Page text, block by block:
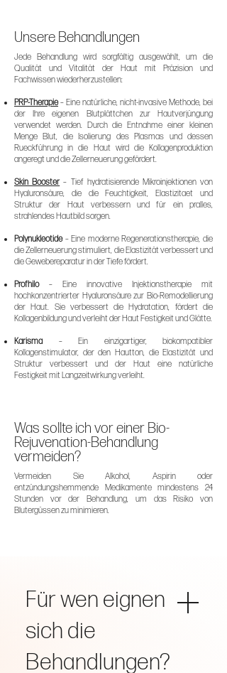
Unsere Behandlungen
Jede Behandlung wird sorgfältig ausgewählt, um die
Qualität und Vitalität der Haut mit Präzision und
Fachwissen wiederherzustellen:
PRP-Therapie– Eine natürliche, nicht-invasive Methode, bei
der Ihre eigenen Blutplättchen zur Hautverjüngung
verwendet werden. Durch die Entnahme einer kleinen
Menge Blut, die Isolierung des Plasmas und dessen
Rueckführung in die Haut wird die Kollagenproduktion
angeregt und die Zellerneuerung gefördert.
Skin Booster– Tief hydratisierende Mikroinjektionen von
Hyaluronsäure, die die Feuchtigkeit, Elastizitaet und
Struktur der Haut verbessern und für ein pralles,
strahlendes Hautbild sorgen.
Polynukleotide– Eine moderne Regenerationstherapie, die
die Zellerneuerung stimuliert, die Elastizität verbessert und
die Gewebereparatur in der Tiefe fördert.
Profhilo– Eine innovative Injektionstherapie mit
hochkonzentrierter Hyaluronsäure zur Bio-Remodellierung
der Haut. Sie verbessert die Hydratation, fördert die
Kollagenbildung und verleiht der Haut Festigkeit und Glätte.
Karisma – Ein einzigartiger, biokompatibler
Kollagenstimulator, der den Hautton, die Elastizität und
Struktur verbessert und der Haut eine natürliche
Festigkeit mit Langzeitwirkung verleiht.
Was sollte ich vor einer Bio-
Rejuvenation-Behandlung
vermeiden?
Vermeiden Sie Alkohol, Aspirin oder
entzündungshemmende Medikamente mindestens 24
Stunden vor der Behandlung, um das Risiko von
Blutergüssen zu minimieren.
Für wen eignen
sich die
Behandlungen?